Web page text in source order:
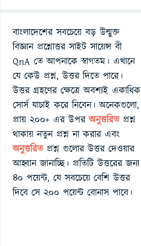
বাংলাদেশের সবচেয়ে বড় উন্মুক্ত
বিজ্ঞান প্রশ্নোত্তর সাইট সায়েন্স বী
QnA তে আপনাকে স্বাগতম। এখানে
যে কেউ প্রশ্ন, উত্তর দিতে পারে।
উত্তর গ্রহণের ক্ষেত্রে অবশ্যই একাধিক
সোর্স যাচাই করে নিবেন। অনেকগুলো,
প্রায় ২০০+ এর উপরঅনুত্তরিতপ্রশ্ন
থাকায় নতুন প্রশ্ন না করার এবং
অনুত্তরিত প্রশ্ন গুলোর উত্তর দেওয়ার
আহ্বান জানাচ্ছি। প্রতিটি উত্তরের জন্য
৪০ পয়েন্ট, যে সবচেয়ে বেশি উত্তর
দিবে সে ২০০ পয়েন্ট বোনাস পাবে।